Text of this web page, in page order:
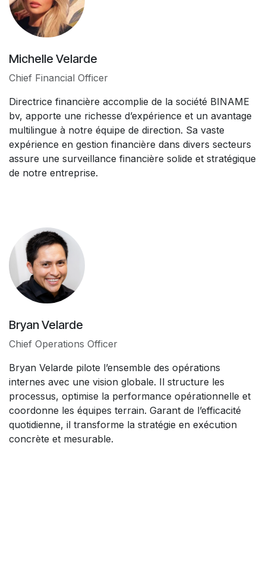
Michelle Velarde
Chief Financial Officer
Directrice financière accomplie de la société BINAME
bv, apporte une richesse d’expérience et un avantage
multilingue à notre équipe de direction. Sa vaste
expérience en gestion financière dans divers secteurs
assure une surveillance financière solide et stratégique
de notre entreprise.
Bryan Velarde
Chief Operations Officer
Bryan Velarde pilote l’ensemble des opérations
internes avec une vision globale. Il structure les
processus, optimise la performance opérationnelle et
coordonne les équipes terrain. Garant de l’efficacité
quotidienne, il transforme la stratégie en exécution
concrète et mesurable.